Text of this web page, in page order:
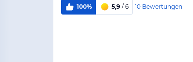
100% 5,9 / 6 10 Bewertungen